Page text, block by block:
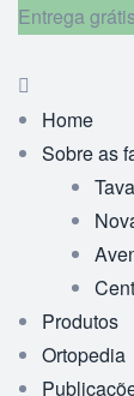
Entrega
Home
Sobre as
Produtos
Ortopedia